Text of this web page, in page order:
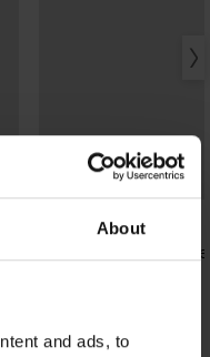
About
and ads, to
-25% ALL25
Podprsenka Spacer